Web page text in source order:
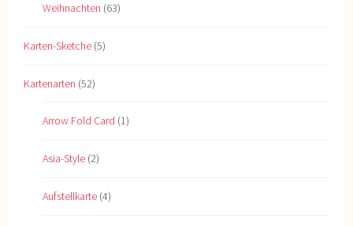
Weihnachten (63)
Karten-Sketche (5)
Kartenarten (52)
Arrow Fold Card (1)
Asia-Style (2)
Aufstellkarte (4)